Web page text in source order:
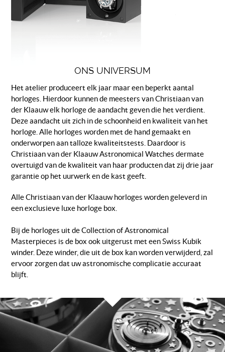
ONS UNIVERSUM
Het atelier produceert elk jaar maar een beperkt aantal
horloges. Hierdoor kunnen de meesters van Christiaan van
der Klaauw elk horloge de aandacht geven die het verdient.
Deze aandacht uit zich in de schoonheid en kwaliteit van het
horloge. Alle horloges worden met de hand gemaakt en
onderworpen aan talloze kwaliteitstests. Daardoor is
Christiaan van der Klaauw Astronomical Watches dermate
overtuigd van de kwaliteit van haar producten dat zij drie jaar
garantie op het uurwerk en de kast geeft.
Alle Christiaan van der Klaauw horloges worden geleverd in
een exclusieve luxe horloge box.
Bij de horloges uit de Collection of Astronomical
Masterpieces is de box ook uitgerust met een Swiss Kubik
winder. Deze winder, die uit de box kan worden verwijderd, zal
ervoor zorgen dat uw astronomische complicatie accuraat
blijft.